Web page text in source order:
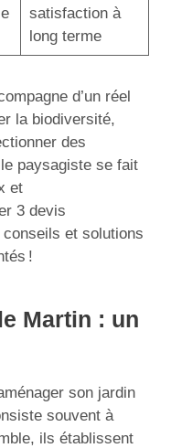
satisfaction à
long terme
d’un réel
la biodiversité,
des
paysagiste se fait
et
3 devis
et solutions
!
Martin : un
son jardin
souvent à
ils établissent